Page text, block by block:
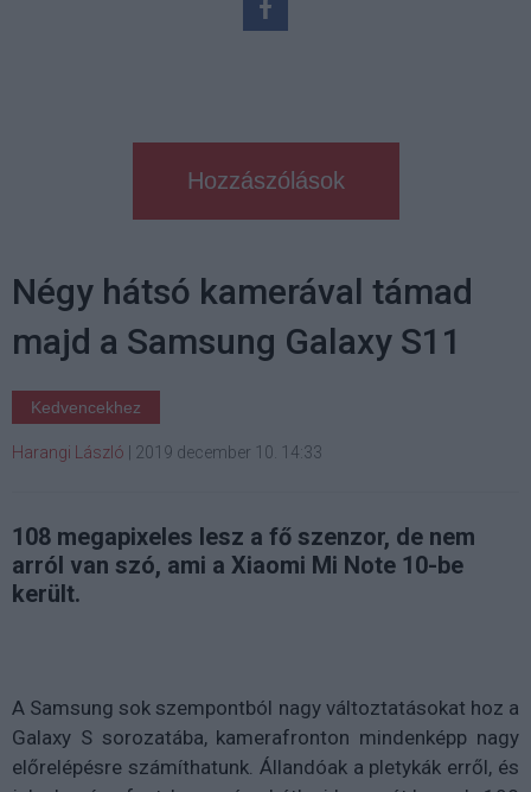
Hozzászólások
Négy hátsó kamerával támad
majd a Samsung Galaxy S11
Kedvencekhez
Harangi László 2019 december 10. 14:33
108 megapixeles lesz a fő szenzor, de nem
arról van szó, ami a Xiaomi Mi Note 10-be
került.
A Samsung sok szempontból nagy változtatásokat hoz a
Galaxy S sorozatába, kamerafronton mindenképp nagy
előrelépésre számíthatunk. Állandóak a pletykák erről, és